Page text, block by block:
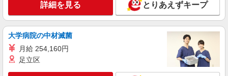
［増員募集☆］期間限定！インフラ関連企業で
一般事務♪
時給1450円
愛知県岡崎市／最寄駅：美合駅、岡崎駅 ≪
キープ 詳細を見る
詳細を見る とりあえずキープ
大学病院の中材滅菌
月給 254,160円
足立区